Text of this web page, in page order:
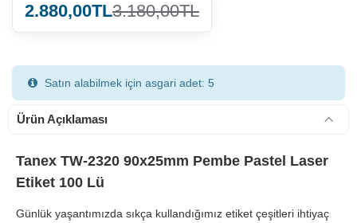
900 TL Üzeri Kargo Ücretsiz
2.880,00TL3.180,00TL
Satın alabilmek için asgari adet: 5
Ürün Açıklaması
Tanex TW-2320 90x25mm Pembe Pastel Laser
Etiket 100 Lü
Günlük yaşantımızda sıkça kullandığımız etiket çeşitleri ihtiyaç